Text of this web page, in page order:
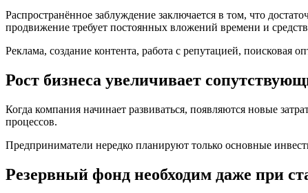
Распространённое заблуждение заключается в том, что
продвижение требует постоянных вложений времени и
Реклама, создание контента, работа с репутацией,
Рост бизнеса увеличивает
Когда компания начинает развиваться, появляются новые
процессов.
Предприниматели нередко планируют только основные
Резервный фонд необходим даже при